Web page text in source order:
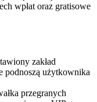
wpłat oraz gratisowe
zakład
podnoszą użytkownika
przegranych